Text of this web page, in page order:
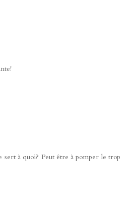
sert à quoi? Peut être à pomper le trop